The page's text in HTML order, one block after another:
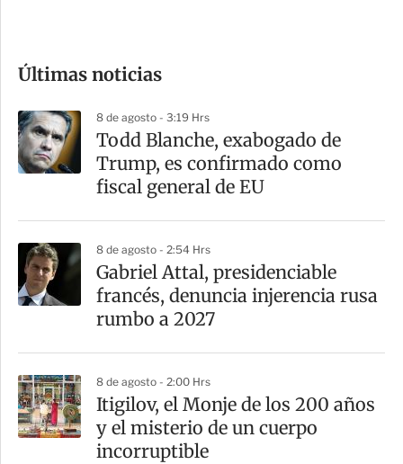
m
a
r
t
Últimas noticias
8 de agosto - 3:19 Hrs
Todd Blanche, exabogado de
Trump, es confirmado como
fiscal general de EU
8 de agosto - 2:54 Hrs
Gabriel Attal, presidenciable
francés, denuncia injerencia rusa
rumbo a 2027
8 de agosto - 2:00 Hrs
Itigilov, el Monje de los 200 años
y el misterio de un cuerpo
incorruptible